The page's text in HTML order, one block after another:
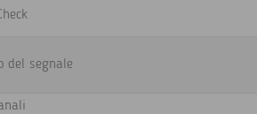
del segnale